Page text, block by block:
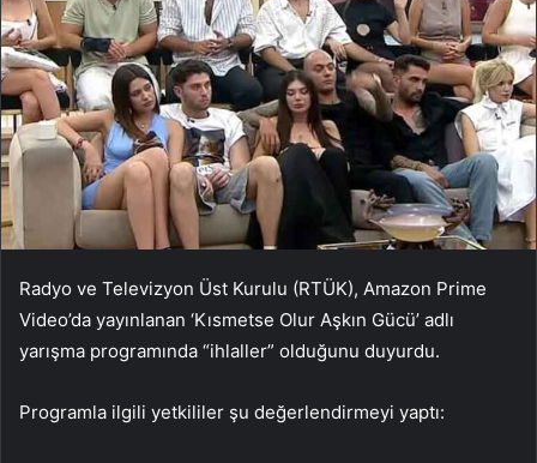
Radyo ve Televizyon Üst Kurulu (RTÜK), Amazon Prime
Video’da yayınlanan ‘Kısmetse Olur Aşkın Gücü’ adlı
yarışma programında “ihlaller” olduğunu duyurdu.
Programla ilgili yetkililer şu değerlendirmeyi yaptı: